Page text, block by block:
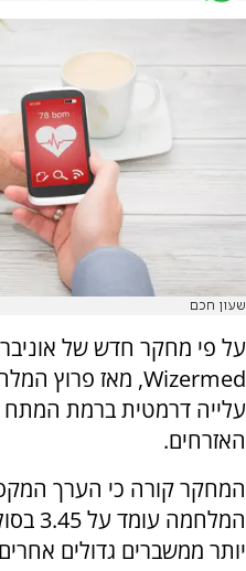
שעון חכם
על פי מחקר חדש של
Wizermed,
עלייה דרמטית ברמת
האזרחים.
המחקר קורה כי הערך
יותר ממשברים גדולים